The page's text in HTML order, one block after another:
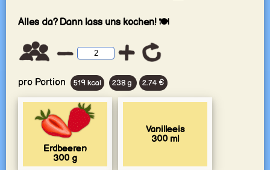
Alles da? Dann lass uns kochen! 🍽️
pro Portion 519 kcal 238 g 2.74 €
Erdbeeren
300 g
Vanilleeis
300 ml